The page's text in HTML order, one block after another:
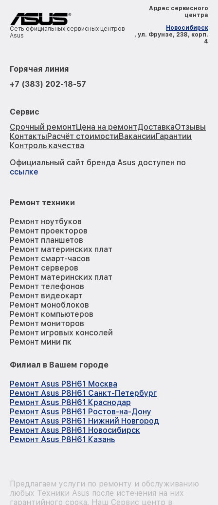
Сеть официальных сервисных центров
Asus
Адрес сервисного
центра
Новосибирск
, ул. Фрунзе, 238, корп.
4
Горячая линия
+7 (383) 202-18-57
Сервис
Срочный ремонтЦена на ремонтДоставкаОтзывы
КонтактыРасчёт стоимостиВакансииГарантии
Контроль качества
Официальный сайт бренда Asus доступен по
ссылке
Ремонт техники
Ремонт ноутбуков
Ремонт проекторов
Ремонт планшетов
Ремонт материнских плат
Ремонт смарт-часов
Ремонт серверов
Ремонт материнских плат
Ремонт телефонов
Ремонт видеокарт
Ремонт моноблоков
Ремонт компьютеров
Ремонт мониторов
Ремонт игровых консолей
Ремонт мини пк
Филиал в Вашем городе
Ремонт Asus P8H61 Москва
Ремонт Asus P8H61 Санкт-Петербург
Ремонт Asus P8H61 Краснодар
Ремонт Asus P8H61 Ростов-на-Дону
Ремонт Asus P8H61 Нижний Новгород
Ремонт Asus P8H61 Новосибирск
Ремонт Asus P8H61 Казань
Предлагаем услуги по ремонту и обслуживанию
любых Техники Asus после истечения на них
гарантийного срока. Наш Сервис центр в